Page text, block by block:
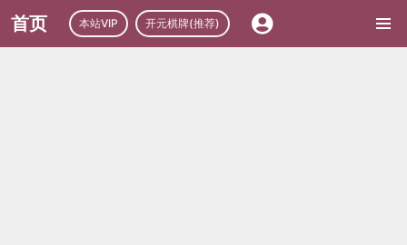
首页 本站VIP 开元棋牌(推荐)